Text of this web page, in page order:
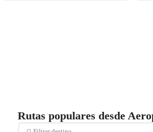
Rutas populares desde